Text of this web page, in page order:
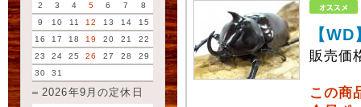
2
3 4 5 6 7
8
9
10 11 12 13 14
15
16
17 18 19 20 21
22
23
24 25 26 27 28
29
30
31
2026年9月の定休日
【
販売価
この商